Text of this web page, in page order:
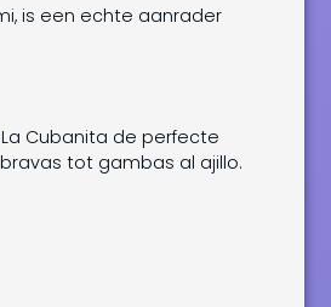
is een echte aanrader
Cubanita de perfecte
tot gambas al ajillo.